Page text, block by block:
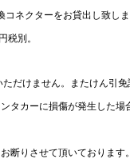
ネクターをお貸出し致し
別。
だけません。またけん引免
タカーに損傷が発生した
断りさせて頂いておりま